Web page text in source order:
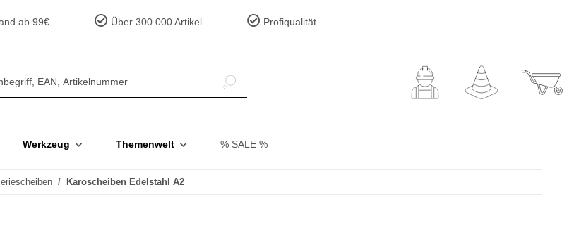
ab 99€ Über 300.000 Artikel Profiqualität
Werkzeug Themenwelt % SALE %
Karoscheiben Edelstahl A2